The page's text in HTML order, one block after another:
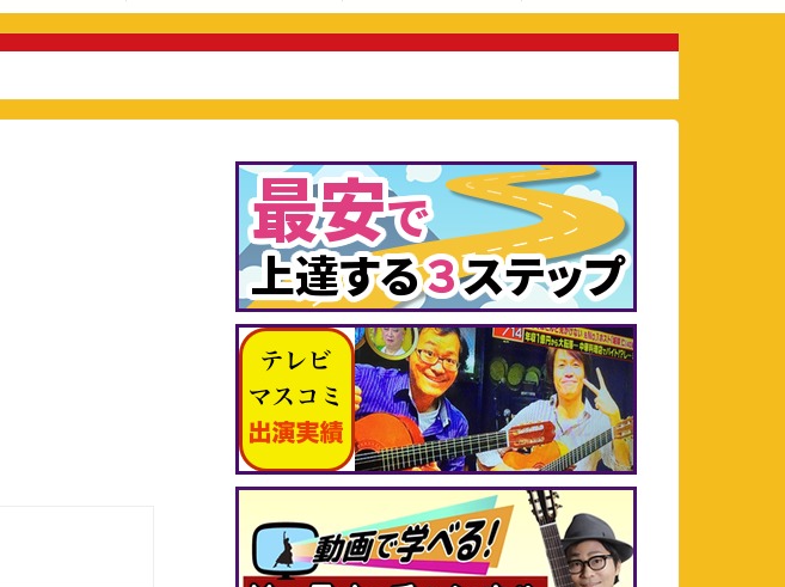
イベント情報
教材ミュージアム
フラメンコギター検定
最安で上達する3ステップ未経験者＆初心者まとめ
ギター経験者まとめ
プロを目指したい方まとめよくあるご質問
全国のギタリストご紹介
芸術鑑賞会承ります
動画で学べるフラメンコ入門
講座